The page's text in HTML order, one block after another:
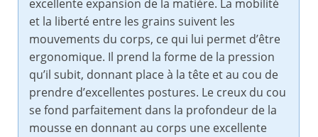
excellente expansion de la matière. La mobilité
et la liberté entre les grains suivent les
mouvements du corps, ce qui lui permet d’être
ergonomique. Il prend la forme de la pression
qu’il subit, donnant place à la tête et au cou de
prendre d’excellentes postures. Le creux du cou
se fond parfaitement dans la profondeur de la
mousse en donnant au corps une excellente